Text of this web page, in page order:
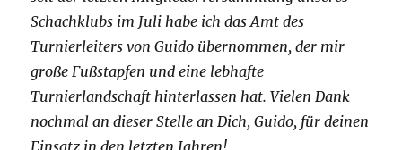
Schachklubs im Juli habe ich das Amt des
Turnierleiters von Guido übernommen, der mir
große Fußstapfen und eine lebhafte
Turnierlandschaft hinterlassen hat. Vielen Dank
nochmal an dieser Stelle an Dich, Guido, für deinen